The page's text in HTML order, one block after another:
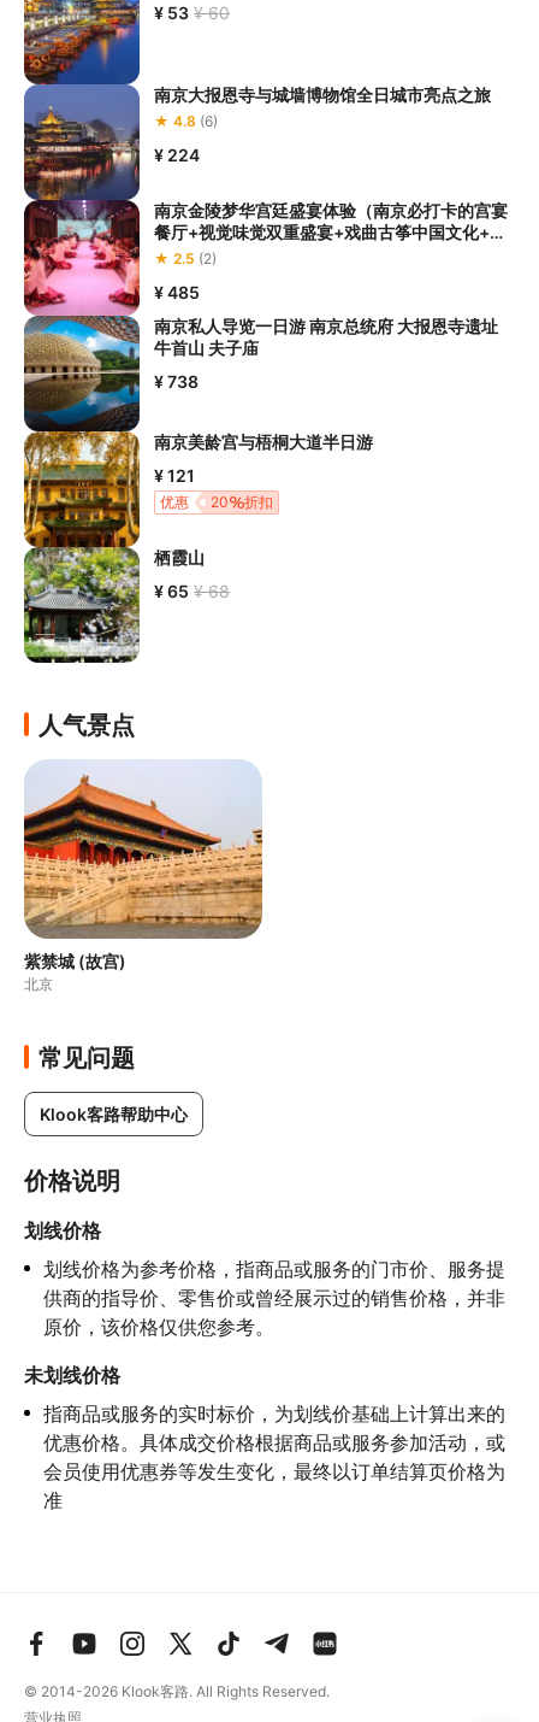
¥ 53 ¥ 60
南京大报恩寺与城墙博物馆全日城市亮点之旅
★ 4.8 (6)
¥ 224
南京金陵梦华宫廷盛宴体验（南京必打卡的宫宴
餐厅+视觉味觉双重盛宴+戏曲古筝中国文化+沉
浸式体验古代帝王的辉煌）
★ 2.5 (2)
¥ 485
南京私人导览一日游 南京总统府 大报恩寺遗址
牛首山 夫子庙
¥ 738
南京美龄宫与梧桐大道半日游
¥ 121
20 折扣
优惠
栖霞山
¥ 65 ¥ 68
人气景点
紫禁城 (故宫)
北京
常见问题
Klook客路帮助中心
价格说明
划线价格
划线价格为参考价格，指商品或服务的门市价、服务提
供商的指导价、零售价或曾经展示过的销售价格，并非
原价，该价格仅供您参考。
未划线价格
指商品或服务的实时标价，为划线价基础上计算出来的
优惠价格。具体成交价格根据商品或服务参加活动，或
会员使用优惠券等发生变化，最终以订单结算页价格为
准
© 2014-2026 Klook客路. All Rights Reserved.
营业执照